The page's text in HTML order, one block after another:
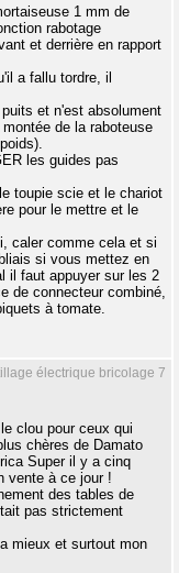
1 mm de
rabotage
et derrière en rapport
a fallu tordre, il
et n'est absolument
de la raboteuse
les guides pas
toupie scie et le chariot
pour le mettre et le
caler comme cela et si
si vous mettez en
il faut appuyer sur les 2
de connecteur combiné,
à tomate.
électrique bricolage 7
clou pour ceux qui
chères de Damato
Super il y a cinq
vente à ce jour !
des tables de
pas strictement
mieux et surtout mon